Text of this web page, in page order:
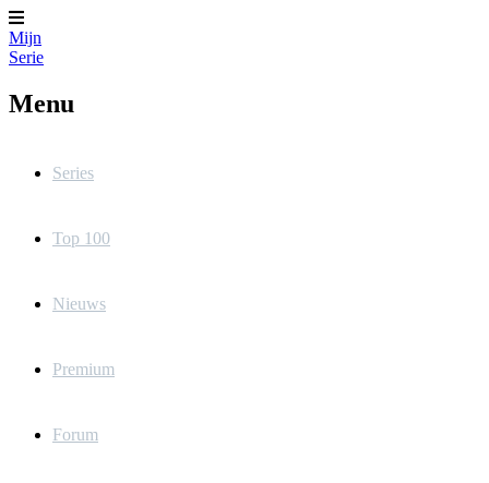
Mijn
Serie
Menu
Series
Top 100
Nieuws
Premium
Forum